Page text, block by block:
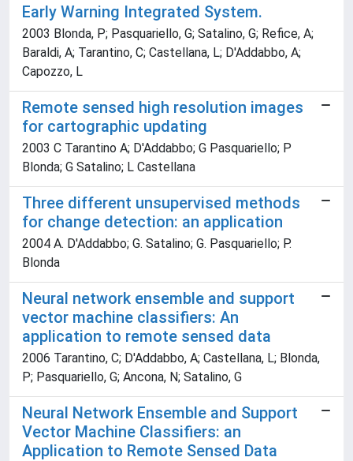
Early Warning Integrated System.
2003 Blonda, P; Pasquariello, G; Satalino, G; Refice, A;
Baraldi, A; Tarantino, C; Castellana, L; D'Addabbo, A;
Capozzo, L
Remote sensed high resolution images
for cartographic updating
2003 C Tarantino A; D'Addabbo; G Pasquariello; P
Blonda; G Satalino; L Castellana
Three different unsupervised methods
for change detection: an application
2004 A. D'Addabbo; G. Satalino; G. Pasquariello; P.
Blonda
Neural network ensemble and support
vector machine classifiers: An
application to remote sensed data
2006 Tarantino, C; D'Addabbo, A; Castellana, L; Blonda,
P; Pasquariello, G; Ancona, N; Satalino, G
Neural Network Ensemble and Support
Vector Machine Classifiers: an
Application to Remote Sensed Data